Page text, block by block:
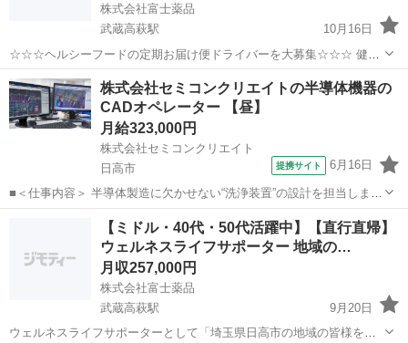
株式会社富士薬品
武蔵高萩駅
10月16日
☆☆☆ヘルシーフードの定期お届け便ドライバーを大募集☆☆☆ 健康
志向がますます高まり、「ヘルシーフードが、いつでも家にあってほ
しい」というお客様の声が高まっています。とくに、足腰の弱いご高
齢者さまや、赤ちゃんを見なけれ...
埼玉 日高市 武蔵高萩駅 ドライバー 未経験
株式会社セミコンクリエイトの半導体機器の
CADオペレーター 【昼】
月給323,000円
株式会社セミコンクリエイト
日高市
提携サイト 6月16日
■＜仕事内容＞ 半導体製造に欠かせない“洗浄装置”の設計を担当しま
す。 具体的には… ・2D／3D CADを使った機械設計 （装置本体・
部品・治具など） ・配管・水流・薬液の流れ を考慮したレイアウト設
計 ・顧客仕様（サ...
CAD
【ミドル・40代・50代活躍中】【直行直帰】
ウェルネスライフサポーター 地域の…
月収257,000円
株式会社富士薬品
武蔵高萩駅
9月20日
ウェルネスライフサポーターとして「埼玉県日高市の地域の皆様を支